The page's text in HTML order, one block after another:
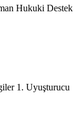
Hukuki Destek
1. Uyuşturucu